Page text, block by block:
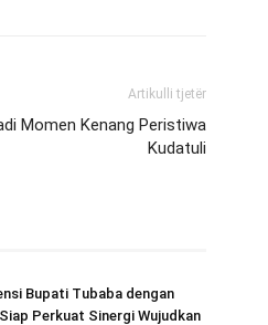
Artikulli tjetër
Momen Kenang Peristiwa
Kudatuli
Bupati Tubaba dengan
Perkuat Sinergi Wujudkan